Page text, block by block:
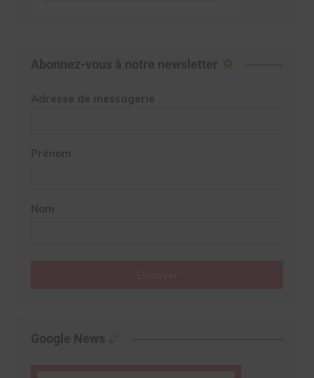
Abonnez-vous à notre newsletter
Adresse de messagerie
Prénom
Nom
Google News